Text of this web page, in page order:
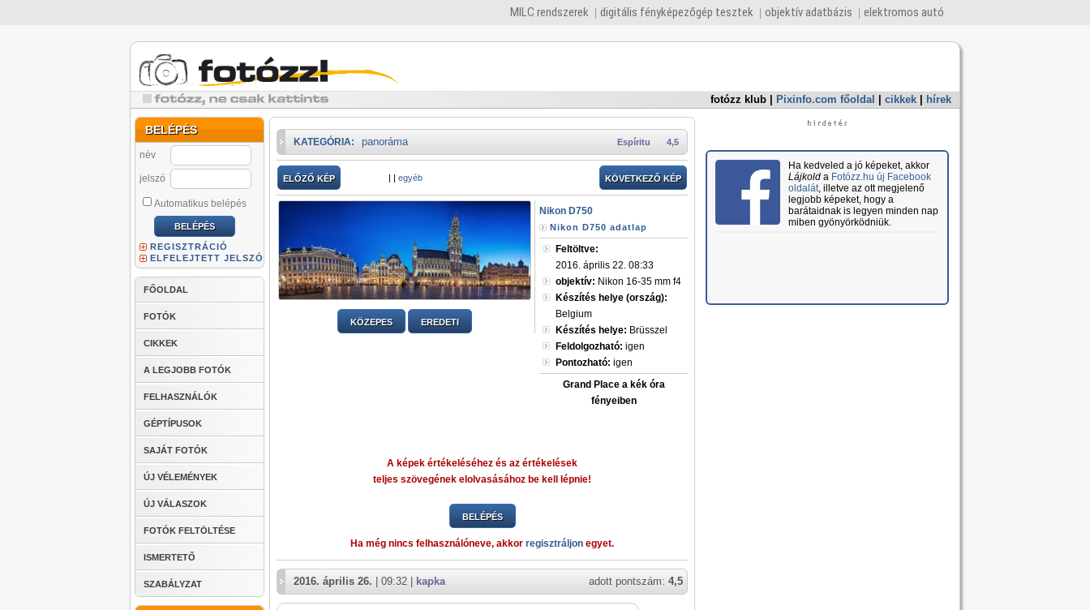
MILC rendszerek digitális fényképezőgép tesztek objektív adatbázis elektromos autó
fotózz klub Pixinfo.com főoldal cikkek hírek
BELÉPÉS
név
jelszó
Automatikus belépés
REGISZTRÁCIÓ
ELFELEJTETT JELSZÓ
FŐOLDAL
FOTÓK
CIKKEK
A LEGJOBB FOTÓK
FELHASZNÁLÓK
GÉPTÍPUSOK
SAJÁT FOTÓK
ÚJ VÉLEMÉNYEK
ÚJ VÁLASZOK
FOTÓK FELTÖLTÉSE
ISMERTETŐ
SZABÁLYZAT
4,5
Espíritu
KATEGÓRIA: panoráma
ELŐZŐ KÉP | | egyéb KÖVETKEZŐ KÉP
KÖZEPES EREDETI
Nikon D750
Nikon D750 adatlap
Feltöltve:
2016. április 22. 08:33
objektív: Nikon 16-35 mm f4
Készítés helye (ország):
Belgium
Készítés helye: Brüsszel
Feldolgozható: igen
Pontozható: igen
Grand Place a kék óra
fényeiben
A képek értékeléséhez és az értékelések
teljes szövegének elolvasásához be kell lépnie!
BELÉPÉS
Ha még nincs felhasználóneve, akkor regisztráljon egyet.
adott pontszám: 4,5
2016. április 26. | 09:32 | kapka
Ha kedveled a jó képeket, akkor
Lájkolda Fotózz.hu új Facebook
oldalát, illetve az ott megjelenő
legjobb képeket, hogy a
barátaidnak is legyen minden nap
miben gyönyörködniük.